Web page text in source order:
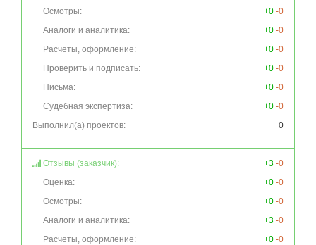
Осмотры:
+0 -0
Аналоги и аналитика:
+0 -0
Расчеты, оформление:
+0 -0
Проверить и подписать:
+0 -0
Письма:
+0 -0
Судебная экспертиза:
+0 -0
Выполнил(а) проектов:
0
Отзывы (заказчик): +3 -0
Оценка:
+0 -0
Осмотры:
+0 -0
Аналоги и аналитика:
+3 -0
Расчеты, оформление:
+0 -0